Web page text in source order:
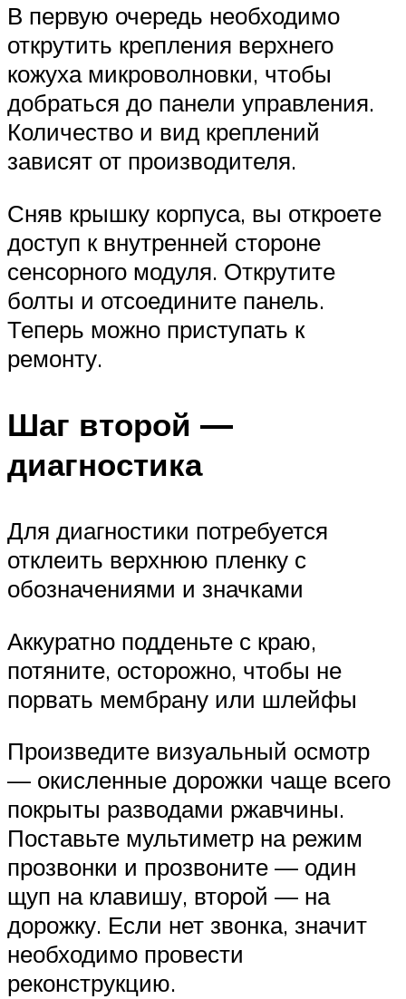
В первую очередь необходимо
открутить крепления верхнего
кожуха микроволновки, чтобы
добраться до панели управления.
Количество и вид креплений
зависят от производителя.
Сняв крышку корпуса, вы откроете
доступ к внутренней стороне
сенсорного модуля. Открутите
болты и отсоедините панель.
Теперь можно приступать к
ремонту.
Шаг второй —
диагностика
Для диагностики потребуется
отклеить верхнюю пленку с
обозначениями и значками
Аккуратно подденьте с краю,
потяните, осторожно, чтобы не
порвать мембрану или шлейфы
Произведите визуальный осмотр
— окисленные дорожки чаще всего
покрыты разводами ржавчины.
Поставьте мультиметр на режим
прозвонки и прозвоните — один
щуп на клавишу, второй — на
дорожку. Если нет звонка, значит
необходимо провести
реконструкцию.